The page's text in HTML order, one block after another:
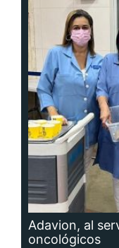
Adavion, al
oncológicos